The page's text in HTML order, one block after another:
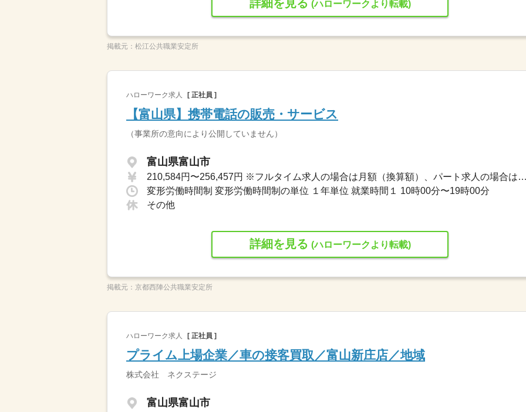
詳細を見る (ハローワークより転載)
掲載元： 松江公共職業安定所
ハローワーク求人 [ 正社員 ]
【富山県】携帯電話の販売・サービス
（事業所の意向により公開していません）
富山県富山市
210,584円〜256,457円 ※フルタイム求人の場合は月額（換算額）、パート求人の場合は時間額を表示しています。
変形労働時間制 変形労働時間制の単位 １年単位 就業時間１ 10時00分〜19時00分
その他
詳細を見る (ハローワークより転載)
掲載元： 京都西陣公共職業安定所
ハローワーク求人 [ 正社員 ]
プライム上場企業／車の接客買取／富山新庄店／地域
株式会社 ネクステージ
富山県富山市